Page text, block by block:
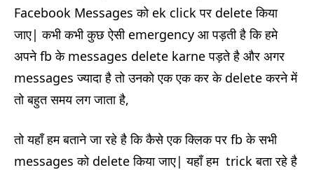
Facebook Messages को ek click पर delete किया
जाए| कभी कभी कुछ ऐसी emergency आ पड़ती है कि हमे
अपने fb के messages delete karne पड़ते है और अगर
messages ज्यादा है तो उनको एक एक कर के delete करने में
तो बहुत समय लग जाता है,
तो यहाँ हम बताने जा रहे है कि कैसे एक क्लिक पर fb के सभी
messages को delete किया जाए| यहाँ हम trick बता रहे है